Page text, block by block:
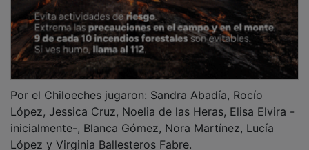
López, Jessica Cruz, Noelia de las Heras, Elisa Elvira -
inicialmente-, Blanca Gómez, Nora Martínez, Lucía
López y Virginia Ballesteros Fabre.